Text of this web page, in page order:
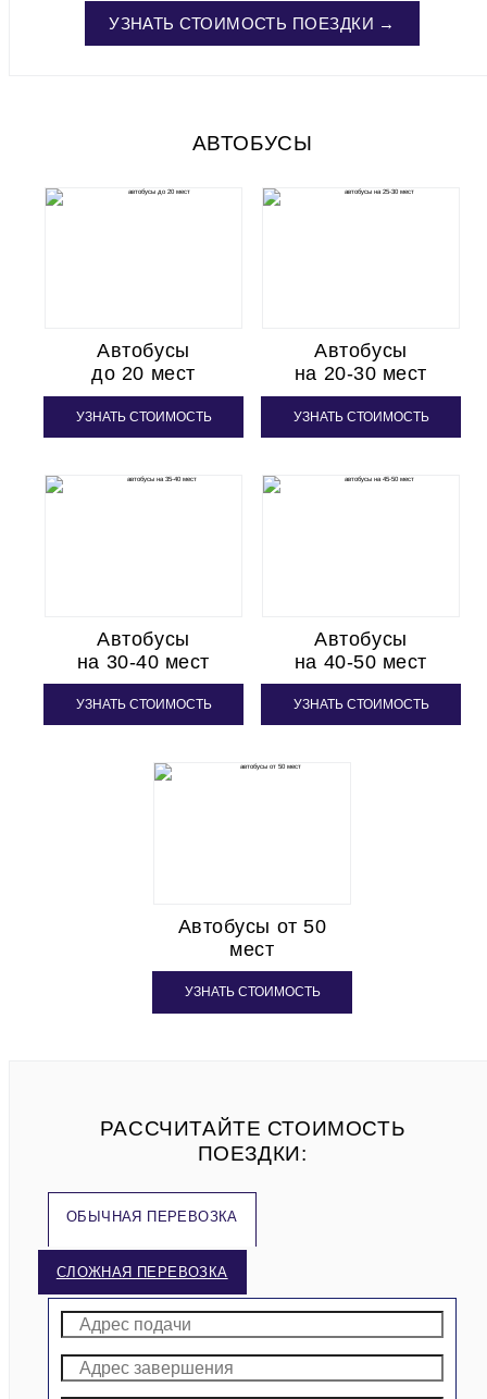
УЗНАТЬ СТОИМОСТЬ ПОЕЗДКИ →
АВТОБУСЫ
Автобусы
до 20 мест
УЗНАТЬ СТОИМОСТЬ
Автобусы
на 20-30 мест
УЗНАТЬ СТОИМОСТЬ
Автобусы
на 30-40 мест
УЗНАТЬ СТОИМОСТЬ
Автобусы
на 40-50 мест
УЗНАТЬ СТОИМОСТЬ
Автобусы от 50
мест
УЗНАТЬ СТОИМОСТЬ
РАССЧИТАЙТЕ СТОИМОСТЬ
ПОЕЗДКИ:
ОБЫЧНАЯ ПЕРЕВОЗКА
СЛОЖНАЯ ПЕРЕВОЗКА